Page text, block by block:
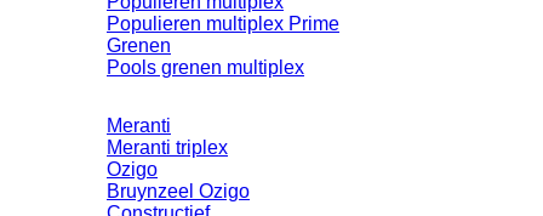
Populieren multiplex Prime
Grenen
Pools grenen multiplex
Meranti
Meranti triplex
Ozigo
Bruynzeel Ozigo